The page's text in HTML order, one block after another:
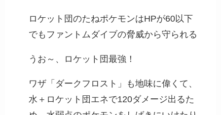
ロケット団のたねポケモンはHPが60以下
でもファントムダイブの脅威から守られる
うお～、ロケット団最強！
ワザ「ダークフロスト」も地味に偉くて、
水＋ロケット団エネで120ダメージ出るた